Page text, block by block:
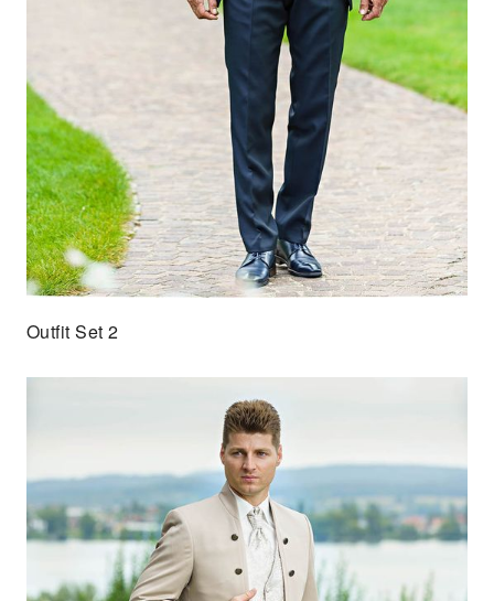
Outfit Set 2